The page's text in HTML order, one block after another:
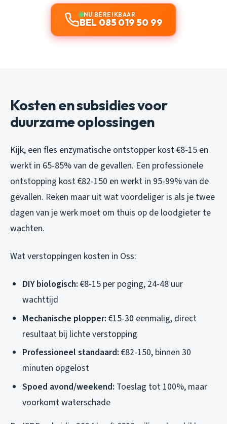
NU BEREIKBAAR
BEL 085 019 50 99
Kosten en subsidies voor
duurzame oplossingen
Kijk, een fles enzymatische ontstopper kost €8-15 en
werkt in 65-85% van de gevallen. Een professionele
ontstopping kost €82-150 en werkt in 95-99% van de
gevallen. Reken maar uit wat voordeliger is als je twee
dagen van je werk moet om thuis op de loodgieter te
wachten.
Wat verstoppingen kosten in Oss:
DIY biologisch: €8-15 per poging, 24-48 uur
wachttijd
Mechanische plopper: €15-30 eenmalig, direct
resultaat bij lichte verstopping
Professioneel standaard: €82-150, binnen 30
minuten opgelost
Spoed avond/weekend: Toeslag tot 100%, maar
voorkomt waterschade